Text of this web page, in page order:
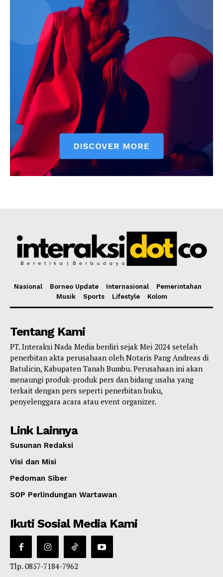
Nasional Borneo Update Internasional
Pemerintahan
Musik
Sports Lifestyle Kolom
Tentang Kami
PT. Interaksi Nada Media berdiri sejak Mei 2024 setelah
penerbitan akta perusahaan oleh Notaris Pang Andreas di
Batulicin, Kabupaten Tanah Bumbu. Perusahaan ini akan
menaungi produk-produk pers dan bidang usaha yang
terkait dengan pers seperti penerbitan buku,
penyelenggara acara atau event organizer.
Link Lainnya
Susunan Redaksi
Visi dan Misi
Pedoman Siber
SOP Perlindungan Wartawan
Ikuti Sosial Media Kami
Tlp. 0857-7184-7962